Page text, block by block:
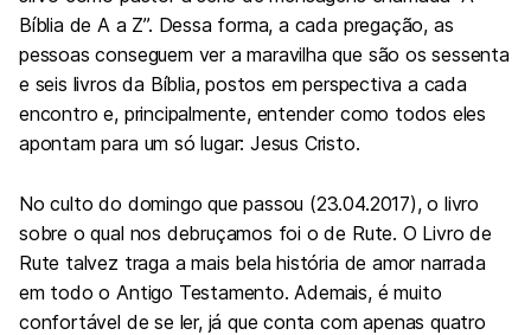
Bíblia de A a Z”. Dessa forma, a cada pregação, as
pessoas conseguem ver a maravilha que são os sessenta
e seis livros da Bíblia, postos em perspectiva a cada
encontro e, principalmente, entender como todos eles
apontam para um só lugar: Jesus Cristo.
No culto do domingo que passou (23.04.2017), o livro
sobre o qual nos debruçamos foi o de Rute. O Livro de
Rute talvez traga a mais bela história de amor narrada
em todo o Antigo Testamento. Ademais, é muito
confortável de se ler, já que conta com apenas quatro